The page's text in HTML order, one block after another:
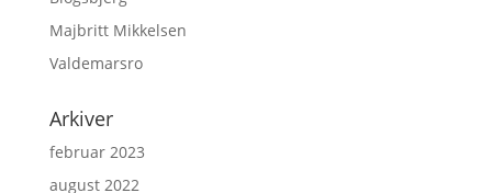
Majbritt Mikkelsen
Valdemarsro
Arkiver
februar 2023
august 2022